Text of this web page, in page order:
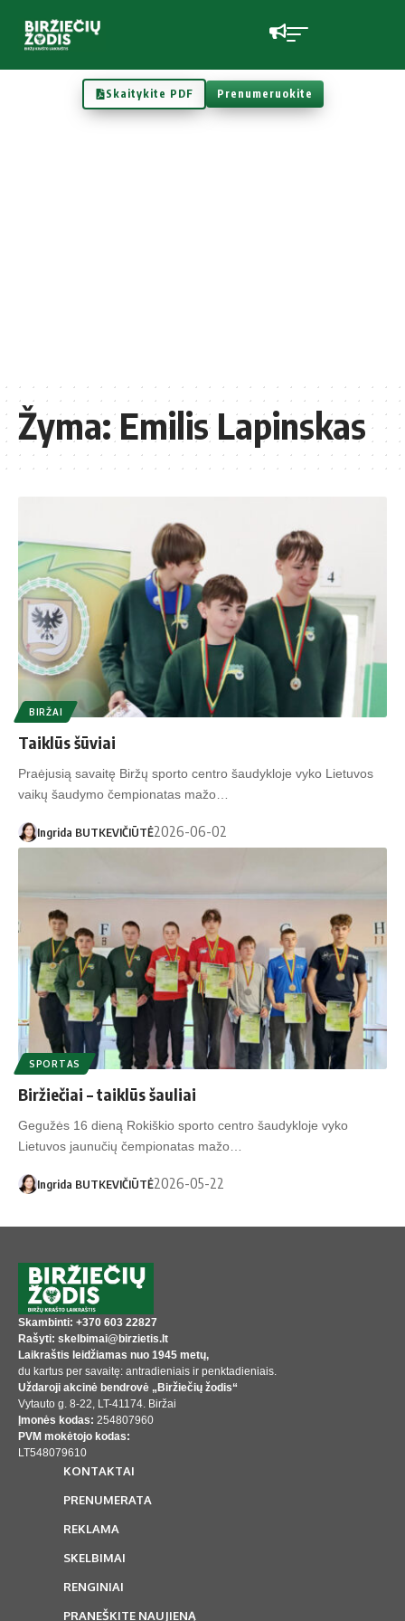
Skaitykite PDF Prenumeruokite
Žyma:Emilis Lapinskas
BIRŽAI
Taiklūs šūviai
Praėjusią savaitę Biržų sporto centro šaudykloje vyko Lietuvos
vaikų šaudymo čempionatas mažo…
Ingrida BUTKEVIČIŪTĖ2026-06-02
SPORTAS
Biržiečiai – taiklūs šauliai
Gegužės 16 dieną Rokiškio sporto centro šaudykloje vyko
Lietuvos jaunučių čempionatas mažo…
Ingrida BUTKEVIČIŪTĖ2026-05-22
Skambinti: +370 603 22827
Rašyti: skelbimai@birzietis.lt
Laikraštis leidžiamas nuo 1945 metų,
du kartus per savaitę: antradieniais ir penktadieniais.
Uždaroji akcinė bendrovė „Biržiečių žodis“
Vytauto g. 8-22, LT-41174. Biržai
Įmonės kodas: 254807960
PVM mokėtojo kodas:
LT548079610
KONTAKTAI
PRENUMERATA
REKLAMA
SKELBIMAI
RENGINIAI
PRANEŠKITE NAUJIENĄ